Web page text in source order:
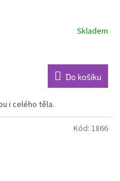
Skladem
Do košíku
i celého těla.
Kód: 1866